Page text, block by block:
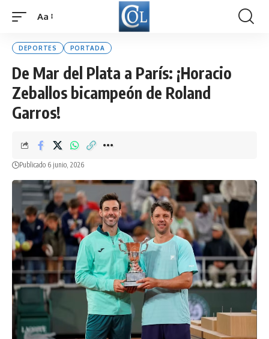
Font
Aa
DEPORTES PORTADA
De Mar del Plata a París: ¡Horacio
Zeballos bicampeón de Roland
Garros!
Publicado 6 junio, 2026